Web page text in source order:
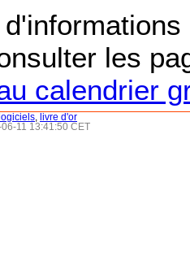
les
calendrier
logiciels
livre d'or
11 13:41:50 CET